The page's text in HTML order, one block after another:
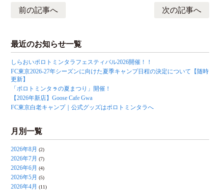
前の記事へ 次の記事へ
最近のお知らせ一覧
しらおいポロトミンタラフェスティバル2026開催！！
FC東京2026-27年シーズンに向けた夏季キャンプ日程の決定について【随時
更新】
「ポロトミンタㇻの夏まつり」開催！
【2026年新店】Goose Cafe Gwa
FC東京白老キャンプ｜公式グッズはポロトミンタラへ
月別一覧
2026年8月 (2)
2026年7月 (7)
2026年6月 (4)
2026年5月 (5)
2026年4月 (11)